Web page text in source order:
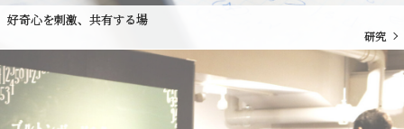
好奇心を刺激、共有する場
研究